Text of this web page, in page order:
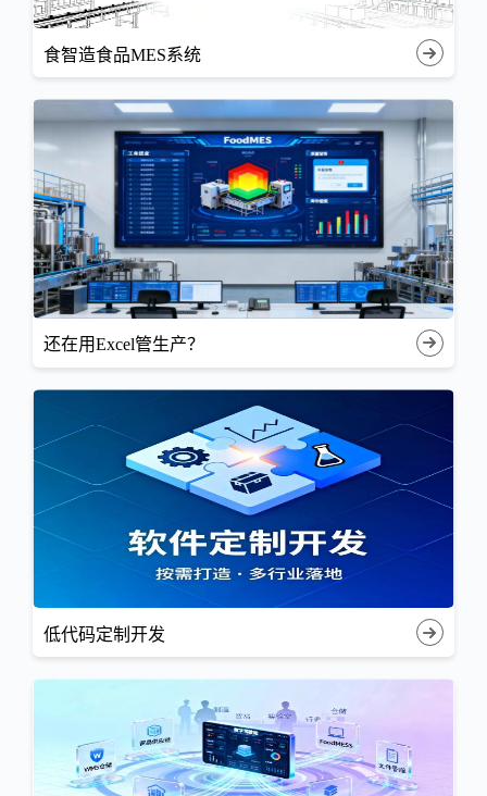
食智造食品MES系统
还在用Excel管生产？
低代码定制开发